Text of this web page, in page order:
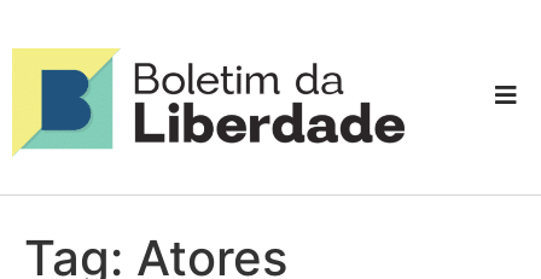
Tag: Atores